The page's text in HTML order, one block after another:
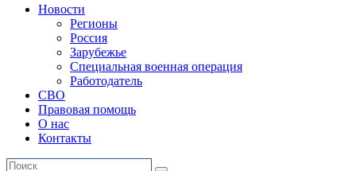
Новости
Регионы
Россия
Зарубежье
Специальная военная операция
Работодатель
СВО
Правовая помощь
О нас
Контакты